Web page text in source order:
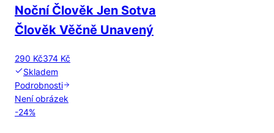
Noční Člověk Jen Sotva
Člověk Věčně Unavený
290 Kč374 Kč
Skladem
Podrobnosti
Není obrázek
-24%